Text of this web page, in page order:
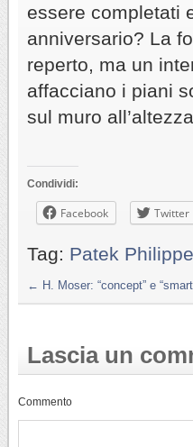
essere completati
anniversario? La
reperto, ma un
affacciano i piani
sul muro
Condividi:
Facebook Twitter
Tag: Patek Philippe
← H. Moser: “concept” e
Lascia un
Commento